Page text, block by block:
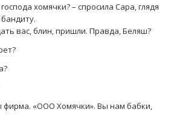
хомячки? – спросила Сара, глядя
вас, блин, пришли. Правда, Беляш?
«ООО Хомячки». Вы нам бабки,